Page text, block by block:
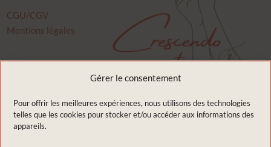
Gérer le consentement
Pour offrir les meilleures expériences, nous utilisons des technologies
telles que les cookies pour stocker et/ou accéder aux informations des
appareils.
CGU/CGV
Mentions légales
Crescendo couture
03400 Saint Ennemond
France
Appelez moi :